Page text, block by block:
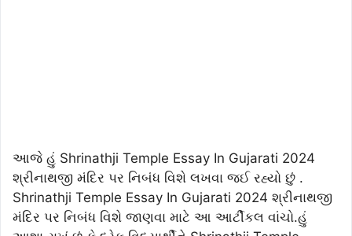
આજે હું Shrinathji Temple Essay In Gujarati 2024
શ્રીનાથજી મંદિર પર નિબંધ વિશે લખવા જઈ રહ્યો છું .
Shrinathji Temple Essay In Gujarati 2024 શ્રીનાથજી
મંદિર પર નિબંધ વિશે જાણવા માટે આ આર્ટીકલ વાંચો.હું